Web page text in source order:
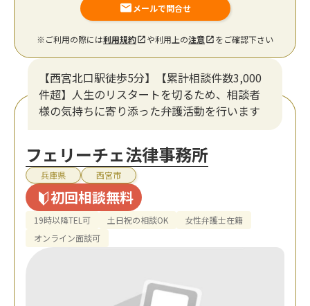
メールで問合せ
※ご利用の際には利用規約 や利用上の注意 をご確認下さい
【西宮北口駅徒歩5分】【累計相談件数3,000
件超】人生のリスタートを切るため、相談者
様の気持ちに寄り添った弁護活動を行います
フェリーチェ法律事務所
兵庫県 西宮市
初回相談無料
19時以降TEL可 土日祝の相談OK
女性弁護士在籍
オンライン面談可